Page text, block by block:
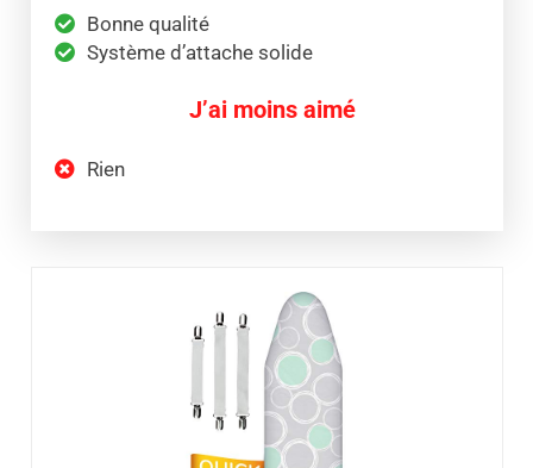
Bonne qualité
Système d’attache solide
J’ai moins aimé
Rien